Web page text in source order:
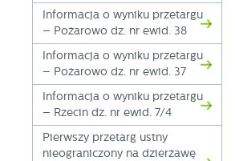
Informacja o wyniku przetargu
– Pożarowo dz. nr ewid. 38
Informacja o wyniku przetargu
– Pożarowo dz. nr ewid. 37
Informacja o wyniku przetargu
– Rzecin dz. nr ewid. 7/4
Pierwszy przetarg ustny
nieograniczony na dzierżawę